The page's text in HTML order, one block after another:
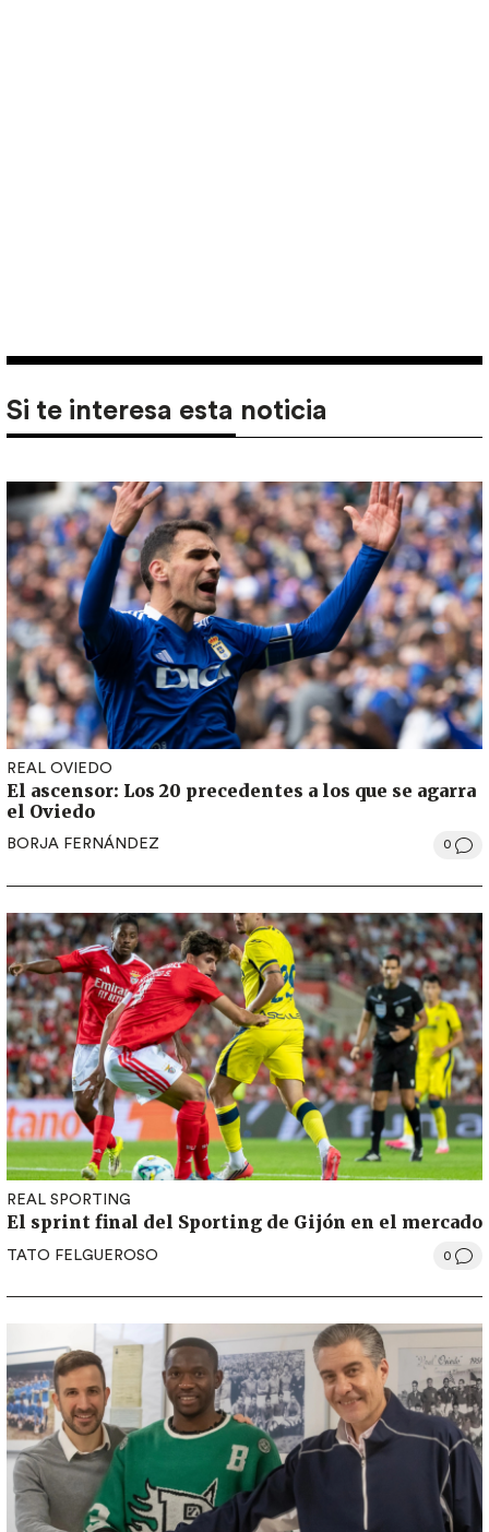
Si te interesa esta noticia
REAL OVIEDO
El ascensor: Los 20 precedentes a los que se agarra
el Oviedo
BORJA FERNÁNDEZ 0
REAL SPORTING
El sprint final del Sporting de Gijón en el mercado
TATO FELGUEROSO 0